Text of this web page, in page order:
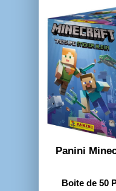
Panini
Boite de 50